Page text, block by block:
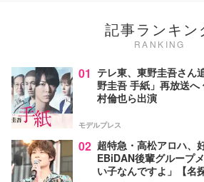
記事ランキン
RANKING
01 テレ東、東野圭吾さん
野圭吾 手紙」再放送
村倫也ら出演
モデルプレス
02 超特急・高松アロハ、
EBiDAN後輩グループ
い子なんですよ」【名